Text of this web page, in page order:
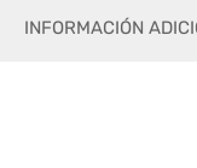
INFORMACIÓN